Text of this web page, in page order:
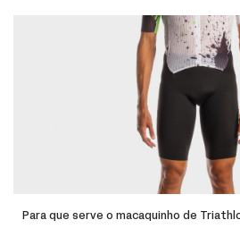
Para que serve o macaquinho de